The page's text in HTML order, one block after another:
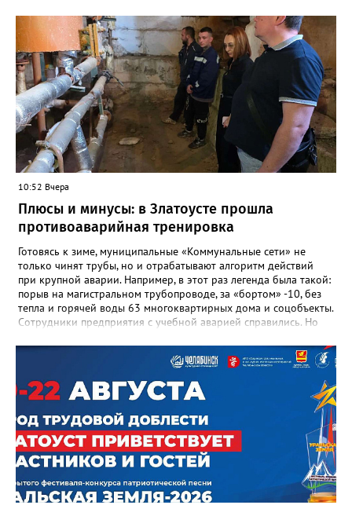
«Благодаря её мудрому руководству в школе сформировался
сильный педагогический коллектив, объединённый общими
ценностями и любовью к своему делу. Для многих Галина
Ивановна навсегда останется не только талантливым
руководителем, но и настоящим Учителем с большой буквы», -
говорится в сообществе школы №23 во ВКонтакте. Свои
соболезнования семье Галины Ивановны выразил глава
Златоуста Олег Решетников. «Её вклад зафиксирован в
важнейших документах школы, но главное - он остался в
людях: в тех учителях, которых она поддержала, в тех
учениках, которых она вдохновила. Заслуженный учитель РФ,
«Отличник народного просвещения», обладатель медали «За
доблестный труд», Галина Ивановна оставила не только
награды и документы, но и работающий, живой механизм
школы, который продолжает жить её принципами», - говорится
в некрологе.
10:52 Вчера
Плюсы и минусы: в Златоусте прошла
противоаварийная тренировка
Готовясь к зиме, муниципальные «Коммунальные сети» не
только чинят трубы, но и отрабатывают алгоритм действий
при крупной аварии. Например, в этот раз легенда была такой:
порыв на магистральном трубопроводе, за «бортом» -10, без
тепла и горячей воды 63 многоквартирных дома и соцобъекты.
Сотрудники предприятия с учебной аварией справились. Но
отметили и недочёты. «Например, управляющие компании
несвоевременно приняли меры для предотвращения
“перемерзания” общей домовой тепловой сети
многоквартирного дома, отсутствовало взаимодействие с
ресурсоснабжающей организацией, ЕДДС и иными службами»,
— сообщила начальник Главного управления ГЖИ Ирина
Настенко. В следующий раз, рекомендовали в
Госжилинспекции, службы должны действовать слаженно. И
оперативно делиться информацией со всеми
заинтересованными – от поставщика тепла до конечных
потребителей.